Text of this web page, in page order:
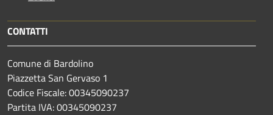
CONTATTI
Comune di Bardolino
Piazzetta San Gervaso 1
Codice Fiscale: 00345090237
Partita IVA: 00345090237